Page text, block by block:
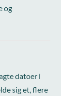
og
datoer i
sig et, flere